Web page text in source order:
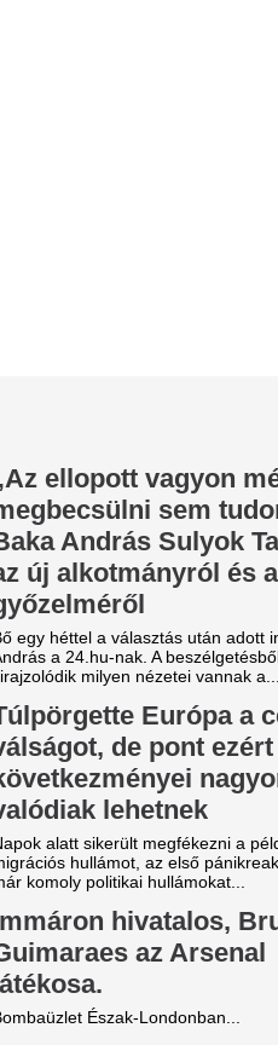
a Tisza
a
is
azonban
felelős
frakció állítását,
saga:
a
védő
az RB Leipzig
tette: a klub
a következő
a Fradi, az